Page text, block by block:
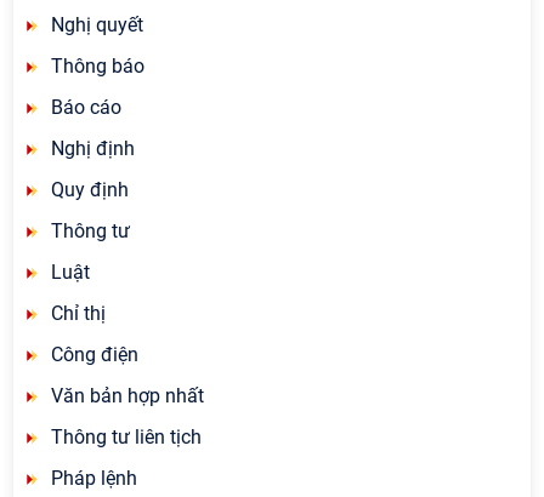
Nghị quyết
Thông báo
Báo cáo
Nghị định
Quy định
Thông tư
Luật
Chỉ thị
Công điện
Văn bản hợp nhất
Thông tư liên tịch
Pháp lệnh